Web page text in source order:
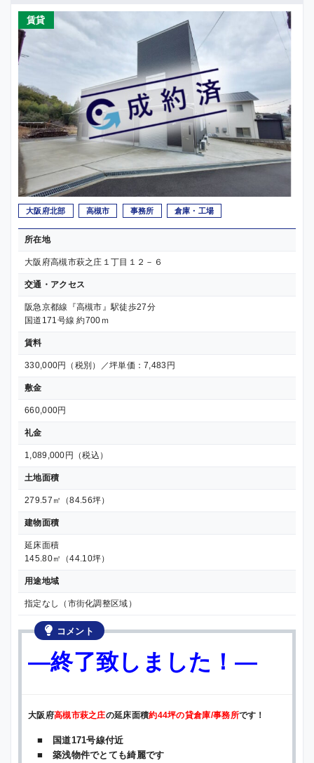
賃貸
大阪府北部 高槻市 事務所 倉庫・工場
所在地
大阪府高槻市萩之庄１丁目１２－６
交通・アクセス
阪急京都線『高槻市』駅徒歩27分
国道171号線 約700ｍ
賃料
330,000円（税別）／坪単価：7,483円
敷金
660,000円
礼金
1,089,000円（税込）
土地面積
279.57㎡（84.56坪）
建物面積
延床面積
145.80㎡（44.10坪）
用途地域
指定なし（市街化調整区域）
コメント
—終了致しました！—
大阪府高槻市萩之庄の延床面積約44坪の貸倉庫/事務所です！
■ 国道171号線付近
■ 築浅物件でとても綺麗です